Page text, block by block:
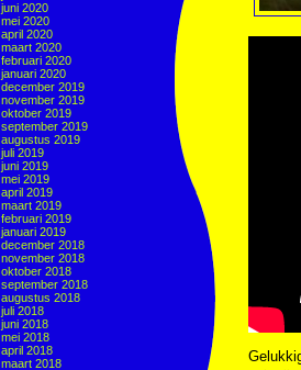
juni 2020
mei 2020
april 2020
maart 2020
februari 2020
januari 2020
december 2019
november 2019
oktober 2019
september 2019
augustus 2019
juli 2019
juni 2019
mei 2019
april 2019
maart 2019
februari 2019
januari 2019
december 2018
november 2018
oktober 2018
september 2018
augustus 2018
juli 2018
juni 2018
mei 2018
april 2018
maart 2018